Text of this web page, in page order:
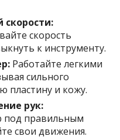
скорости:
скорость
к инструменту.
Работайте легкими
сильного
пластину и кожу.
рук:
под правильным
свои движения.